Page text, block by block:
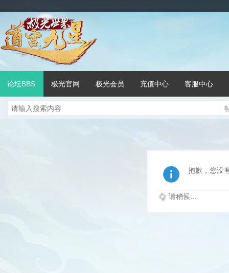
论坛BBS 极光官网 极光会员 充值中心 客服中心
抱歉，您没
请稍候...